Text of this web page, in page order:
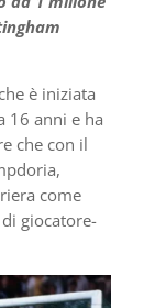
è iniziata
16 anni e ha
che con il
come
giocatore-